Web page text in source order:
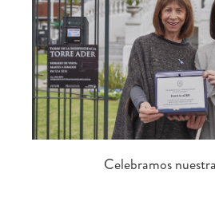
Celebramos